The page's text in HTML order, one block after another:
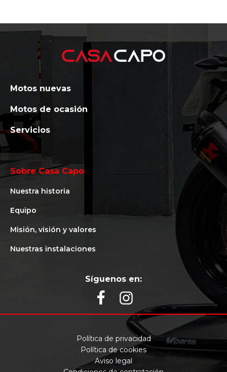
Motos nuevas
Motos de ocasión
Servicios
Sobre Casa Capo
Nuestra historia
Equipo
Misión, visión y valores
Nuestras instalaciones
Síguenos en:
Política de privacidad
Política de cookies
Aviso legal